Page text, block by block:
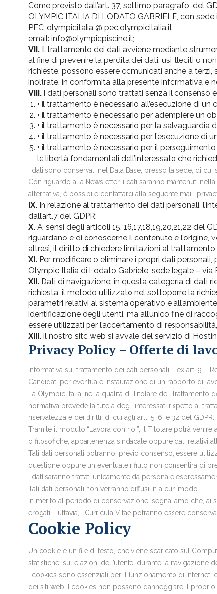
Come previsto dall’art. 37, settimo paragrafo, del
OLYMPIC ITALIA DI LODATO GABRIELE, con
PEC: olympicitalia @ pec.olympicitalia.it
email: info@olympicpiscine.it;
VII. Il trattamento dei dati avviene mediante
al fine di prevenire la perdita dei dati, usi illeciti o
richieste, possono essere comunicati anche a
inoltrate, in conformità alla presente informativa e
VIII. I dati personali sono trattati senza il consenso
• il trattamento è necessario all’esecuzione di
• il trattamento è necessario per adempiere un
• il trattamento è necessario per la salvaguardia
• il trattamento è necessario per l’esecuzione di
• il trattamento è necessario per il
le libertà fondamentali dell’interessato che
I dati sono conservati nel Data Base, presso la sede, di
Con riguardo alla Newsletter, i dati saranno mantenuti
alternativa, è possibile contattarci alla seguente mail:
IX. In relazione al trattamento dei dati personali,
dall’art.7 del GDPR;
X. Ai sensi degli articoli 15, 16,17,18,19,20,21,22
riguardano e di conoscerne il contenuto e l’origine,
altresì, il diritto di chiedere limitazioni al
XI. Per modificare o eliminare i propri dati
Olympic Italia di Lodato Gabriele, sede legale – via
XII. Dati di navigazione: in questa categoria di dati
richiesta, il metodo utilizzato nel sottoporre la
parametri relativi al sistema operativo e
identificazione degli utenti, ma all’unico fine di
essere utilizzati per l’accertamento di
XIII. Il nostro sito web si avvale del servizio di
Privacy Policy – Offerte di
Informativa sul trattamento dei dati personali – ex art. 9 –
Candidati per eventuale instaurazione di un rapporto di
La Olympic Italia, nella qualità di Titolare del Trattamento
normativa prevede la tutela degli interessati rispetto al
riservatezza e dei diritti, di cui agli artt. 5, 6, e 32 del GDPR.
Tramite il modulo “Lavora con noi”, il Titolare potrà
o filosofiche, appartenenza sindacale oppure dati relativi
Tali dati personali potranno, previo consenso, essere
questione oppure un eventuale rifiuto non consentirà di
I dati saranno trattati unicamente da personale
Tali dati personali non verranno diffusi in alcun modo.
In merito al periodo di conservazione, segnaliamo che, ai
erogati. Tuttavia, i Curricula Vitae potranno essere
Cookie Policy
Un cookie è un file di testo, che viene scaricato sul
statistiche, sulle azioni dell’utente, durante la navigazione
I cookies sono essenziali per il funzionamento di
dei siti web. I cookies non possono danneggiare il